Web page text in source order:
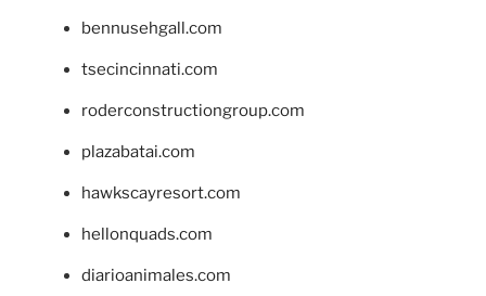
bennusehgall.com
tsecincinnati.com
roderconstructiongroup.com
plazabatai.com
hawkscayresort.com
hellonquads.com
diarioanimales.com